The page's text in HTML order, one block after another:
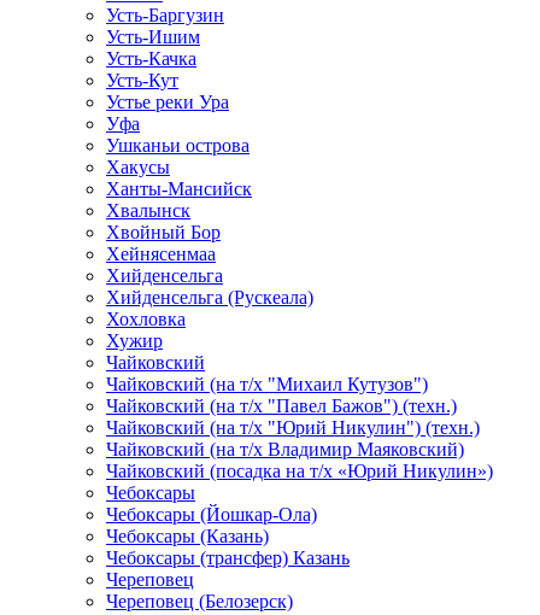
Усть-Баргузин
Усть-Ишим
Усть-Качка
Усть-Кут
Устье реки Ура
Уфа
Ушканьи острова
Хакусы
Ханты-Мансийск
Хвалынск
Хвойный Бор
Хейнясенмаа
Хийденсельга
Хийденсельга (Рускеала)
Хохловка
Хужир
Чайковский
Чайковский (на т/х "Михаил Кутузов")
Чайковский (на т/х "Павел Бажов") (техн.)
Чайковский (на т/х "Юрий Никулин") (техн.)
Чайковский (на т/х Владимир Маяковский)
Чайковский (посадка на т/х «Юрий Никулин»)
Чебоксары
Чебоксары (Йошкар-Ола)
Чебоксары (Казань)
Чебоксары (трансфер) Казань
Череповец
Череповец (Белозерск)